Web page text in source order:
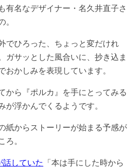
有名なデザイナー・名久井直子さ
でひろった、ちょっと変だけれ
ガサッとした風合いに、抄き込ま
おかしみを表現しています。
から『ポルカ』を手にとってみる
が浮かんでくるようです。
紙からストーリーが始まる予感が
ろ。
していた 「本は手にした時から